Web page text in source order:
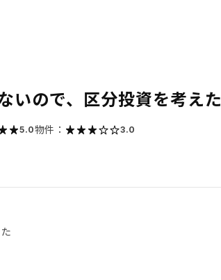
いので、区分投資を考えた
5.0物件： 3.0